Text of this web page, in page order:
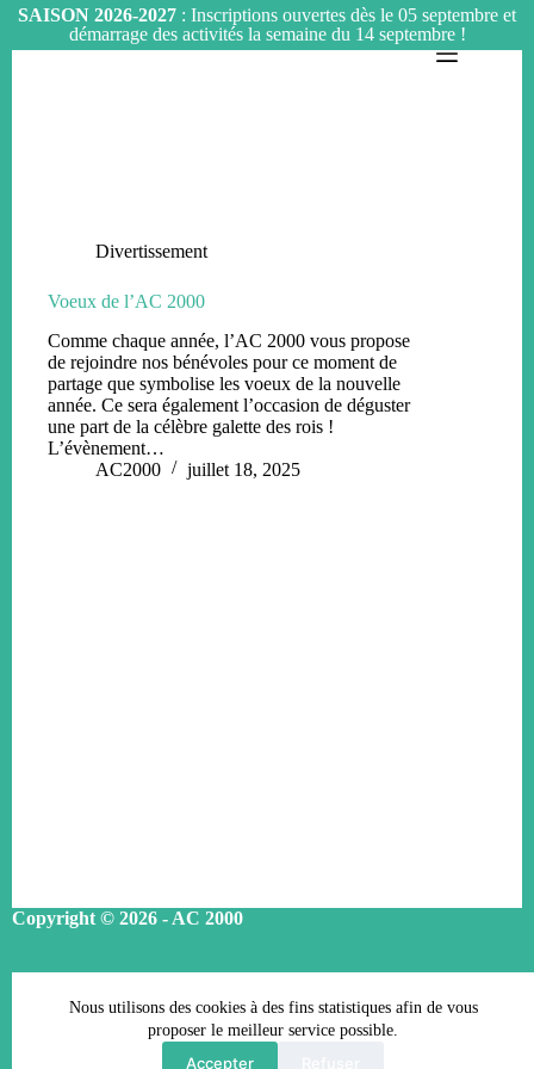
SAISON 2026-2027 : Inscriptions ouvertes dès le 05 septembre et
démarrage des activités la semaine du 14 septembre !
Nous utilisons des cookies à des fins statistiques afin de vous
proposer le meilleur service possible.
Accepter
Divertissement
Voeux de l’AC 2000
Comme chaque année, l’AC 2000 vous propose
de rejoindre nos bénévoles pour ce moment de
partage que symbolise les voeux de la nouvelle
année. Ce sera également l’occasion de déguster
une part de la célèbre galette des rois !
L’évènement…
AC2000
juillet 18, 2025
Copyright © 2026 - AC 2000
Conditions Générales d’Adhésion